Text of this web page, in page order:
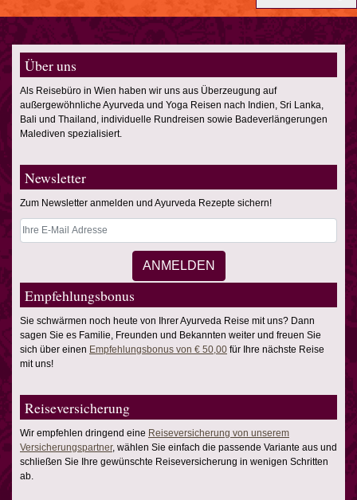
Über uns
Als Reisebüro in Wien haben wir uns aus Überzeugung auf
außergewöhnliche Ayurveda und Yoga Reisen nach Indien, Sri Lanka,
Bali und Thailand, individuelle Rundreisen sowie Badeverlängerungen
Malediven spezialisiert.
Newsletter
Zum Newsletter anmelden und Ayurveda Rezepte sichern!
Empfehlungsbonus
Sie schwärmen noch heute von Ihrer Ayurveda Reise mit uns? Dann
sagen Sie es Familie, Freunden und Bekannten weiter und freuen Sie
sich über einen Empfehlungsbonus von € 50,00 für Ihre nächste Reise
mit uns!
Reiseversicherung
Wir empfehlen dringend eine Reiseversicherung von unserem
Versicherungspartner, wählen Sie einfach die passende Variante aus und
schließen Sie Ihre gewünschte Reiseversicherung in wenigen Schritten
ab.